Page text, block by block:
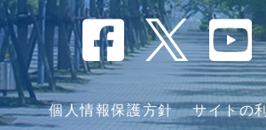
個人情報保護方針 サイトの